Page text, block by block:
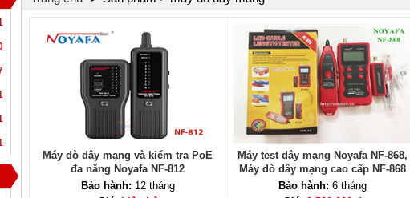
Máy dò dây mạng và kiểm tra PoE
đa năng Noyafa NF-812
Bảo hành: 12 tháng
Máy test dây mạng Noyafa NF-868,
Máy dò dây mạng cao cấp NF-868
chính hãng Noyafa
Bảo hành: 6 tháng